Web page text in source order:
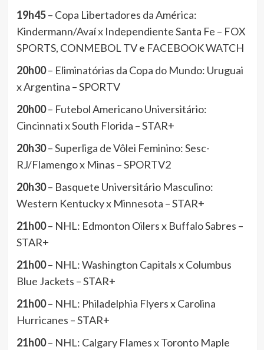
19h45– Copa Libertadores da América:
Kindermann/Avaí x Independiente Santa Fe – FOX
SPORTS, CONMEBOL TV e FACEBOOK WATCH
20h00– Eliminatórias da Copa do Mundo: Uruguai
x Argentina – SPORTV
20h00– Futebol Americano Universitário:
Cincinnati x South Florida – STAR+
20h30– Superliga de Vôlei Feminino: Sesc-
RJ/Flamengo x Minas – SPORTV2
20h30– Basquete Universitário Masculino:
Western Kentucky x Minnesota – STAR+
21h00– NHL: Edmonton Oilers x Buffalo Sabres –
STAR+
21h00– NHL: Washington Capitals x Columbus
Blue Jackets – STAR+
21h00– NHL: Philadelphia Flyers x Carolina
Hurricanes – STAR+
21h00– NHL: Calgary Flames x Toronto Maple